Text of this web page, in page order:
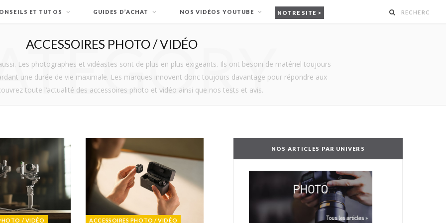
ET TUTOS GUIDES D’ACHAT NOS VIDÉOS YOUTUBE NOTRE SITE
ACCESSOIRES PHOTO / VIDÉO
Les photographes et vidéastes sont de plus en plus exigeants. Ils ont besoin de matériel toujours
une durée de vie maximale. Les marques innovent donc toujours davantage pour répondre aux
toute l’actualité des accessoires photo et vidéo ainsi que nos tests et avis.
/ VIDÉO ACCESSOIRES PHOTO / VIDÉO
NOS ARTICLES PAR UNIVERS